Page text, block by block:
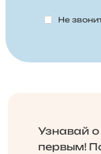
Не
Узнавай
первым!